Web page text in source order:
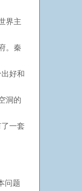
界主
。秦
好和
洞的
一套
问题